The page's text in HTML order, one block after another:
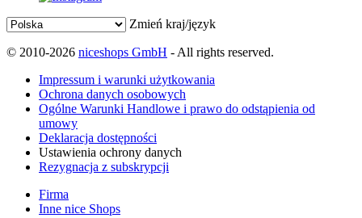
Zmień kraj/język
© 2010-2026 niceshops GmbH - All rights reserved.
Impressum i warunki użytkowania
Ochrona danych osobowych
Ogólne Warunki Handlowe i prawo do odstąpienia od
umowy
Deklaracja dostępności
Ustawienia ochrony danych
Rezygnacja z subskrypcji
Firma
Inne nice Shops